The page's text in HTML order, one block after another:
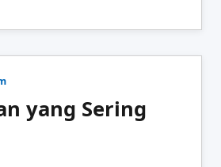
yang Sering